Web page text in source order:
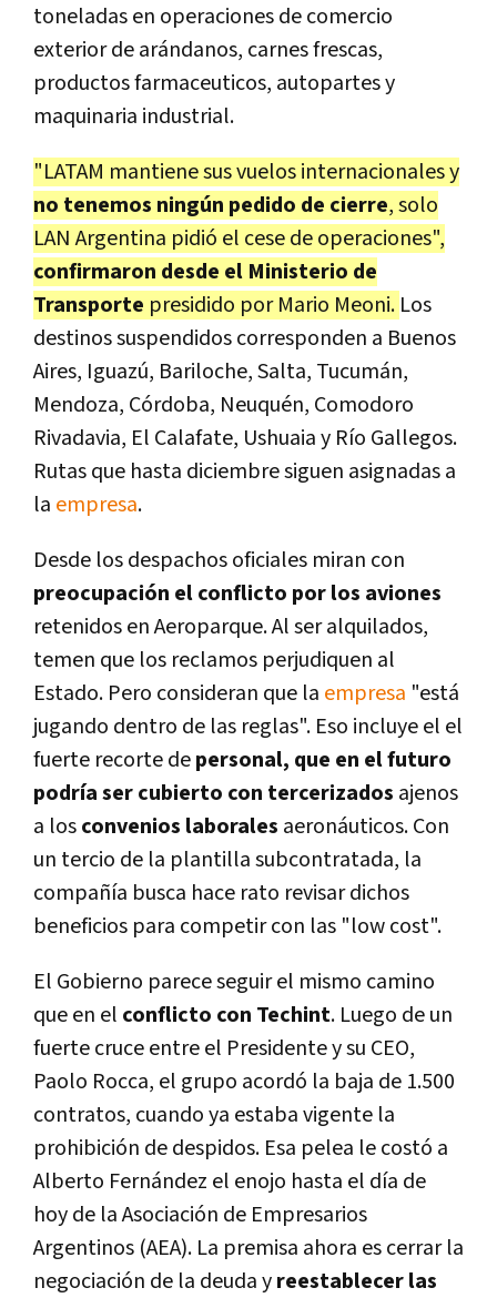
toneladas en operaciones de comercio
exterior de arándanos, carnes frescas,
productos farmaceuticos, autopartes y
maquinaria industrial.
"LATAM mantiene sus vuelos internacionales y
no tenemos ningún pedido de cierre, solo
LAN Argentina pidió el cese de operaciones",
confirmaron desde el Ministerio de
Transporte presidido por Mario Meoni. Los
destinos suspendidos corresponden a Buenos
Aires, Iguazú, Bariloche, Salta, Tucumán,
Mendoza, Córdoba, Neuquén, Comodoro
Rivadavia, El Calafate, Ushuaia y Río Gallegos.
Rutas que hasta diciembre siguen asignadas a
la empresa.
Desde los despachos oficiales miran con
preocupación el conflicto por los aviones
retenidos en Aeroparque. Al ser alquilados,
temen que los reclamos perjudiquen al
Estado. Pero consideran que la empresa "está
jugando dentro de las reglas". Eso incluye el el
fuerte recorte depersonal, que en el futuro
podría ser cubierto con tercerizados ajenos
a losconvenios laborales aeronáuticos. Con
un tercio de la plantilla subcontratada, la
compañía busca hace rato revisar dichos
beneficios para competir con las "low cost".
El Gobierno parece seguir el mismo camino
que en el conflicto con Techint. Luego de un
fuerte cruce entre el Presidente y su CEO,
Paolo Rocca, el grupo acordó la baja de 1.500
contratos, cuando ya estaba vigente la
prohibición de despidos. Esa pelea le costó a
Alberto Fernández el enojo hasta el día de
hoy de la Asociación de Empresarios
Argentinos (AEA). La premisa ahora es cerrar la
negociación de la deuda yreestablecer las